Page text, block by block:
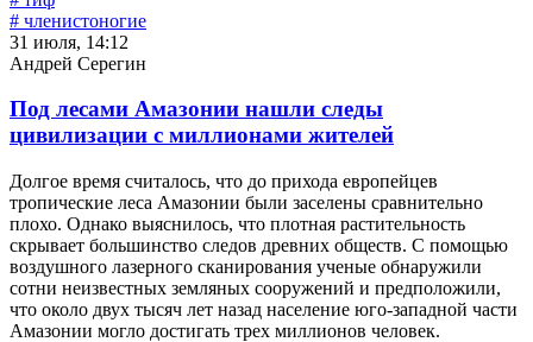
# членистоногие
31 июля, 14:12
Андрей Серегин
Под лесами Амазонии нашли следы
цивилизации с миллионами жителей
Долгое время считалось, что до прихода европейцев
тропические леса Амазонии были заселены сравнительно
плохо. Однако выяснилось, что плотная растительность
скрывает большинство следов древних обществ. С помощью
воздушного лазерного сканирования ученые обнаружили
сотни неизвестных земляных сооружений и предположили,
что около двух тысяч лет назад население юго-западной части
Амазонии могло достигать трех миллионов человек.